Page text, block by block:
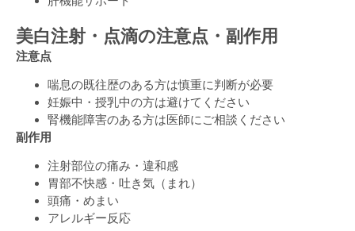
美白注射・点滴の注意点・副作用
注意点
喘息の既往歴のある方は慎重に判断が必要
妊娠中・授乳中の方は避けてください
腎機能障害のある方は医師にご相談ください
副作用
注射部位の痛み・違和感
胃部不快感・吐き気（まれ）
頭痛・めまい
アレルギー反応